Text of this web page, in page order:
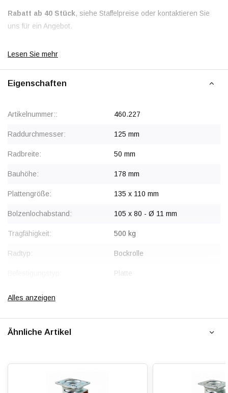
Rabatt ab 40 Stück, siehe Staffelpreise oder kontaktieren Sie
uns für ein Angebot.
Lesen Sie mehr
Eigenschaften
Artikelnummer:: 460.227
Raddurchmesser: 125 mm
Radbreite: 50 mm
Bauhöhe: 178 mm
Plattengröße: 135 x 110 mm
Bolzenlochabstand: 105 x 80 - Ø 11 mm
Tragfähigkeit: 500 kg
Radtyp: Bockrolle
Platte
Gabel:
Radlagerung:
Alles anzeigen
Ähnliche Artikel